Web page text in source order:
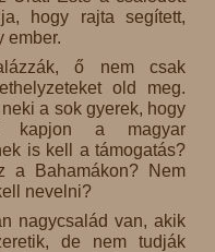
hogy rajta segített,
ember.
ő nem csak
old meg.
a sok gyerek, hogy
kapjon a magyar
is kell a támogatás?
a Bahamákon? Nem
nevelni?
nagycsalád van, akik
de nem tudják